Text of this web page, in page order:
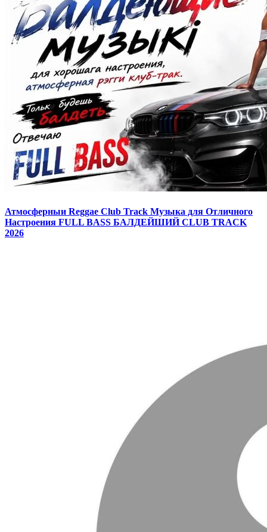
Атмосферныи Reggae Club Track Музыка для Отличного
Настроения FULL BASS БАЛДЕЙШИЙ CLUB TRACK
2026